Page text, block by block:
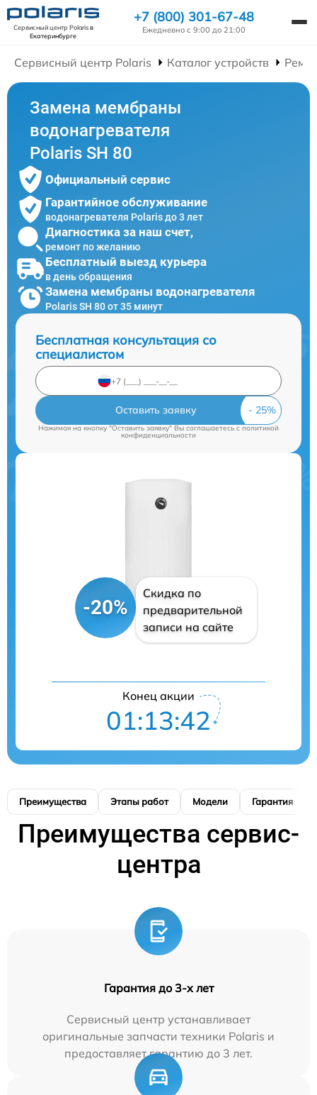
Сервисный центр Polarisв
Екатеринбурге
+7 (800) 301-67-48
Ежедневно с 9:00 до 21:00
Сервисный центр Polaris Каталог устройств
Замена мембраны
водонагревателя
Polaris SH 80
Официальный сервис
Гарантийное обслуживание
водонагревателя Polaris до 3 лет
Диагностика за наш счет,
ремонт по желанию
Бесплатный выезд курьера
в день обращения
Замена мембраны водонагревателя
Polaris SH 80 от 35 минут
Бесплатная консультация со
специалистом
Оставить заявку
Нажимая на кнопку "Оставить заявку" Вы соглашаетесь cполитикой
конфиденциальности
-20%
Скидка по
предварительной
записи на сайте
Конец акции
01:13:41
Преимущества Этапы работ Модели Гарантия
Преимущества сервис-
центра
Гарантия до 3-х лет
Сервисный центр устанавливает
оригинальные запчасти техники Polaris и
предоставляет гарантию до 3 лет.